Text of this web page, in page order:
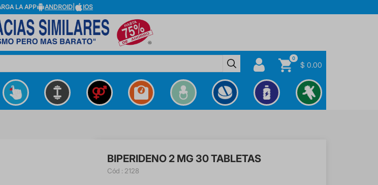
LA APP ANDROID IOS
0
$ 0.00
BIPERIDENO 2 MG 30 TABLETAS
: 2128